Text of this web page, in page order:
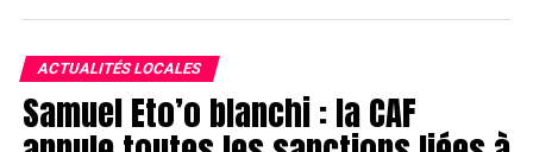
ACTUALITÉS LOCALES
Samuel Eto’o blanchi : la CAF